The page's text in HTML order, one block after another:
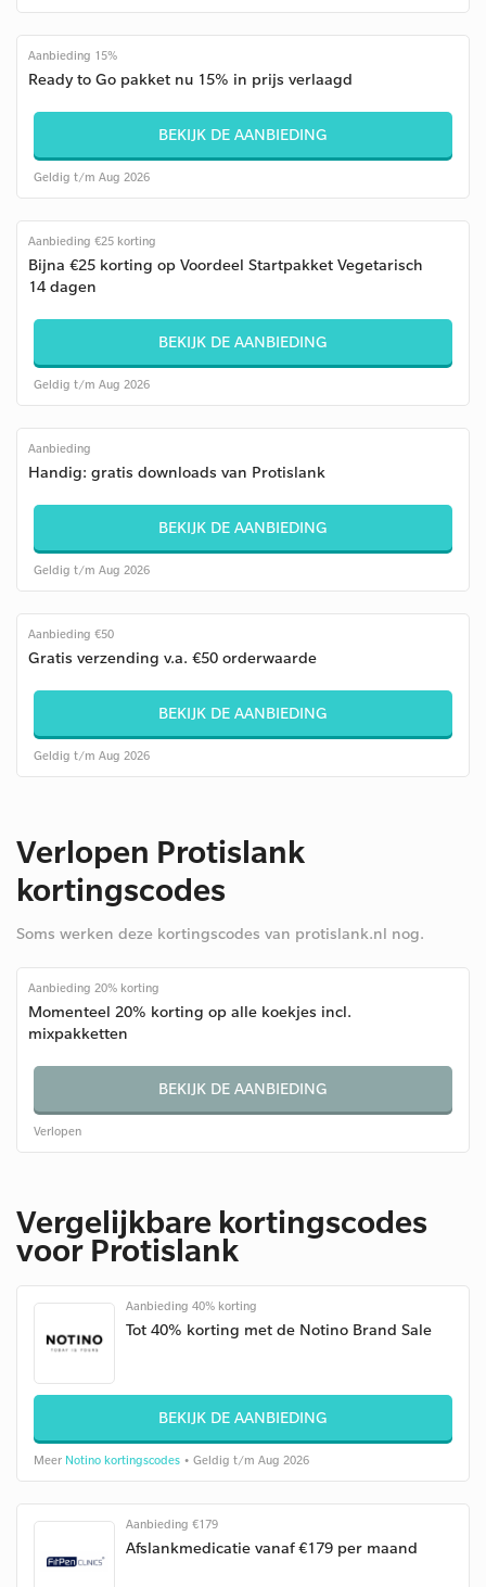
Aanbieding 15%
Ready to Go pakket nu 15% in prijs verlaagd
BEKIJK DE AANBIEDING
Geldig t/m Aug 2026
Aanbieding €25 korting
Bijna €25 korting op Voordeel Startpakket Vegetarisch
14 dagen
BEKIJK DE AANBIEDING
Geldig t/m Aug 2026
Aanbieding
Handig: gratis downloads van Protislank
BEKIJK DE AANBIEDING
Geldig t/m Aug 2026
Aanbieding €50
Gratis verzending v.a. €50 orderwaarde
BEKIJK DE AANBIEDING
Geldig t/m Aug 2026
Verlopen Protislank
kortingscodes
Soms werken deze kortingscodes van protislank.nl nog.
Aanbieding 20% korting
Momenteel 20% korting op alle koekjes incl.
mixpakketten
BEKIJK DE AANBIEDING
Verlopen
Vergelijkbare kortingscodes
voor Protislank
Aanbieding 40% korting
Tot 40% korting met de Notino Brand Sale
BEKIJK DE AANBIEDING
Meer Notino kortingscodes • Geldig t/m Aug 2026
Aanbieding €179
Afslankmedicatie vanaf €179 per maand